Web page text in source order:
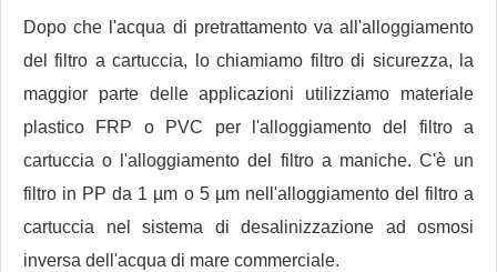
Dopo che l'acqua di pretrattamento va all'alloggiamento
del filtro a cartuccia, lo chiamiamo filtro di sicurezza, la
maggior parte delle applicazioni utilizziamo materiale
plastico FRP o PVC per l'alloggiamento del filtro a
cartuccia o l'alloggiamento del filtro a maniche. C'è un
filtro in PP da 1 µm o 5 µm nell'alloggiamento del filtro a
cartuccia nel sistema di desalinizzazione ad osmosi
inversa dell'acqua di mare commerciale.